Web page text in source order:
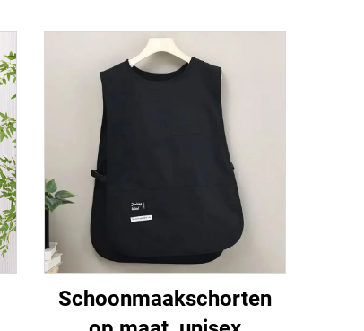
Schoonmaakschorten